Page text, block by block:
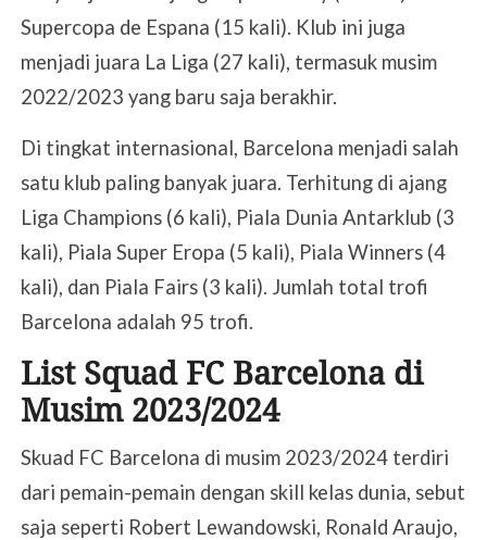
Supercopa de Espana (15 kali). Klub ini juga
menjadi juara La Liga (27 kali), termasuk musim
2022/2023 yang baru saja berakhir.
Di tingkat internasional, Barcelona menjadi salah
satu klub paling banyak juara. Terhitung di ajang
Liga Champions (6 kali), Piala Dunia Antarklub (3
kali), Piala Super Eropa (5 kali), Piala Winners (4
kali), dan Piala Fairs (3 kali). Jumlah total trofi
Barcelona adalah 95 trofi.
List Squad FC Barcelona di
Musim 2023/2024
Skuad FC Barcelona di musim 2023/2024 terdiri
dari pemain-pemain dengan skill kelas dunia, sebut
saja seperti Robert Lewandowski, Ronald Araujo,